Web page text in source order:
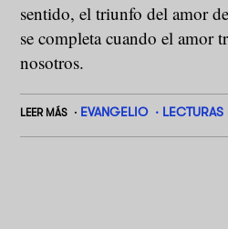
sentido, el triunfo del amor
se completa cuando el amor
nosotros.
LEER MÁS EVANGELIO